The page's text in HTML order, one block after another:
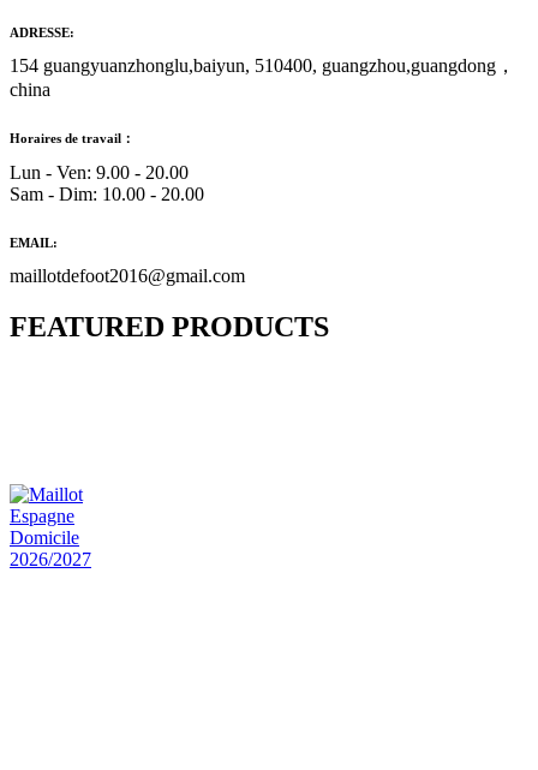
ADRESSE:
154 guangyuanzhonglu,baiyun, 510400, guangzhou,guangdong，
china
Horaires de travail：
Lun - Ven: 9.00 - 20.00
Sam - Dim: 10.00 - 20.00
EMAIL:
maillotdefoot2016@gmail.com
FEATURED PRODUCTS